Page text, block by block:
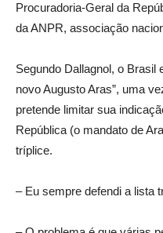
Procuradoria-Geral da
da ANPR, associação
Segundo Dallagnol, o Brasil
novo Augusto Aras”, uma
pretende limitar sua
República (o mandato de
tríplice.
– Eu sempre defendi a lista